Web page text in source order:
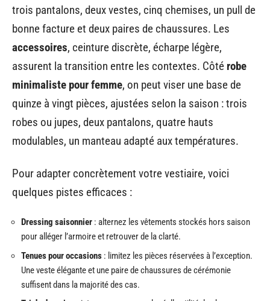
Exemples concrets pour adapter
le minimalisme à votre style de
vie
Composer uncapsule wardrobe ne suit aucune
formule rigide. Prenons l’exemple d’un salarié citadin :
trois pantalons, deux vestes, cinq chemises, un pull de
bonne facture et deux paires de chaussures. Les
assurent la transition entre les contextes. Côté
minimaliste pour femme
, on peut viser une base de
quinze à vingt pièces, ajustées selon la saison : trois
robes ou jupes, deux pantalons, quatre hauts